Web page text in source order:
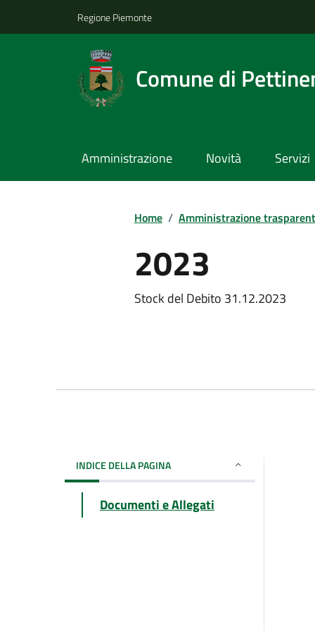
Regione Piemonte
Comune di
Amministrazione Novità Servizi
Home / Amministrazione
2023
Stock del Debito 31.12.2023
INDICE DELLA PAGINA
Documenti e Allegati